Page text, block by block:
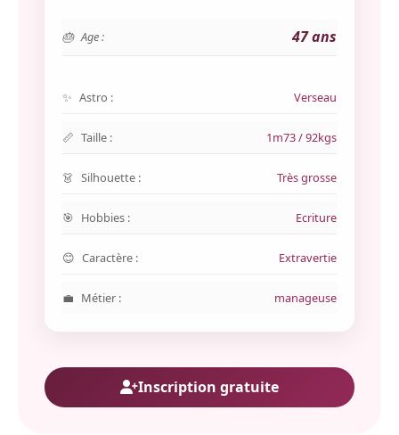
Age : 47 ans
Astro : Verseau
Taille : 1m73 / 92kgs
Silhouette : Très grosse
Hobbies : Ecriture
Caractère : Extravertie
Métier : manageuse
Inscription gratuite